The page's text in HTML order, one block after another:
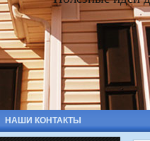
НАШИ КОНТАКТЫ